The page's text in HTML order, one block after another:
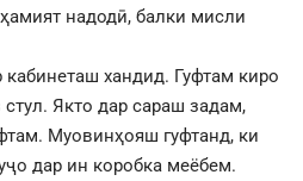
надодӣ, балки мисли
хандид. Гуфтам киро
стул. Якто дар сараш задам,
Муовинҳояш гуфтанд, ки
дар ин коробка меёбем.